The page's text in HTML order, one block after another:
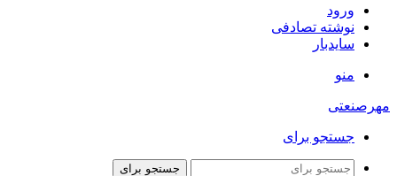
ورود
نوشته تصادفی
سایدبار
منو
مهرصنعتی
جستجو برای
جستجو برای